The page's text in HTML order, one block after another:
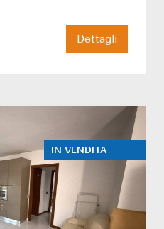
Dettagli
IN VENDITA